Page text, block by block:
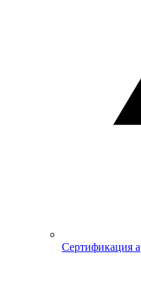
Сертификация